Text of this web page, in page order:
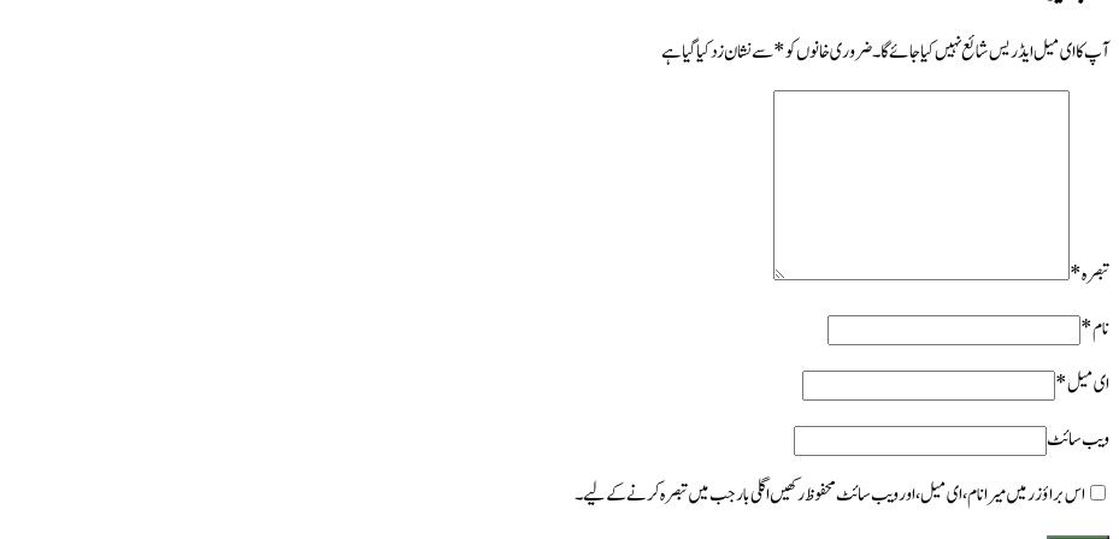
آپ کا ای میل ایڈریس شائع نہیں کیا جائے گا۔ضروری خانوں کو*سے نشان زد کیا گیا ہے
تبصرہ*
نام*
ای میل*
ویب‌ سائٹ
اس براؤزر میں میرا نام، ای میل، اور ویب سائٹ محفوظ رکھیں اگلی بار جب میں تبصرہ کرنے کےلیے۔